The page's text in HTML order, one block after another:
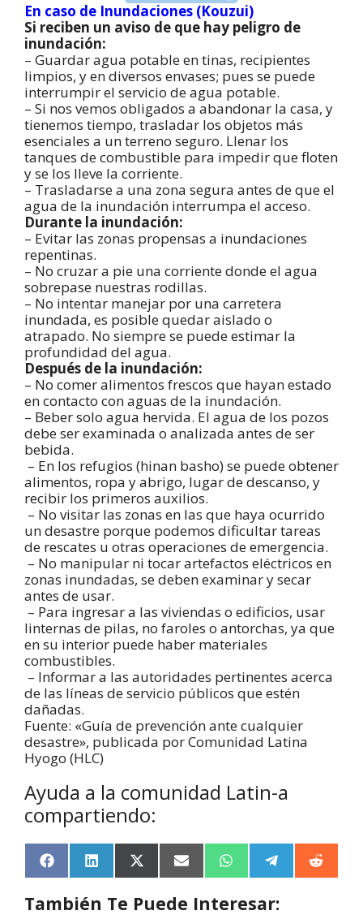
En caso de Inundaciones (Kouzui)
Si reciben un aviso de que hay peligro de
inundación:
– Guardar agua potable en tinas, recipientes
limpios, y en diversos envases; pues se puede
interrumpir el servicio de agua potable.
– Si nos vemos obligados a abandonar la casa, y
tienemos tiempo, trasladar los objetos más
esenciales a un terreno seguro. Llenar los
tanques de combustible para impedir que floten
y se los lleve la corriente.
– Trasladarse a una zona segura antes de que el
agua de la inundación interrumpa el acceso.
Durante la inundación:
– Evitar las zonas propensas a inundaciones
repentinas.
– No cruzar a pie una corriente donde el agua
sobrepase nuestras rodillas.
– No intentar manejar por una carretera
inundada, es posible quedar aislado o
atrapado. No siempre se puede estimar la
profundidad del agua.
Después de la inundación:
– No comer alimentos frescos que hayan estado
en contacto con aguas de la inundación.
– Beber solo agua hervida. El agua de los pozos
debe ser examinada o analizada antes de ser
bebida.
– En los refugios (hinan basho) se puede obtener
alimentos, ropa y abrigo, lugar de descanso, y
recibir los primeros auxilios.
– No visitar las zonas en las que haya ocurrido
un desastre porque podemos dificultar tareas
de rescates u otras operaciones de emergencia.
– No manipular ni tocar artefactos eléctricos en
zonas inundadas, se deben examinar y secar
antes de usar.
– Para ingresar a las viviendas o edificios, usar
linternas de pilas, no faroles o antorchas, ya que
en su interior puede haber materiales
combustibles.
– Informar a las autoridades pertinentes acerca
de las líneas de servicio públicos que estén
dañadas.
Fuente: «Guía de prevención ante cualquier
desastre», publicada por Comunidad Latina
Hyogo (HLC)
Ayuda a la comunidad Latin-a
compartiendo:
F
a
e
L
i
k
X
(
w
E
m
a
W
h
t
e
e
R
e
También Te Puede Interesar: